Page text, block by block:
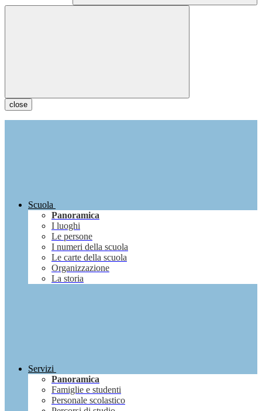
close
Scuola
Panoramica
I luoghi
Le persone
I numeri della scuola
Le carte della scuola
Organizzazione
La storia
Servizi
Panoramica
Famiglie e studenti
Personale scolastico